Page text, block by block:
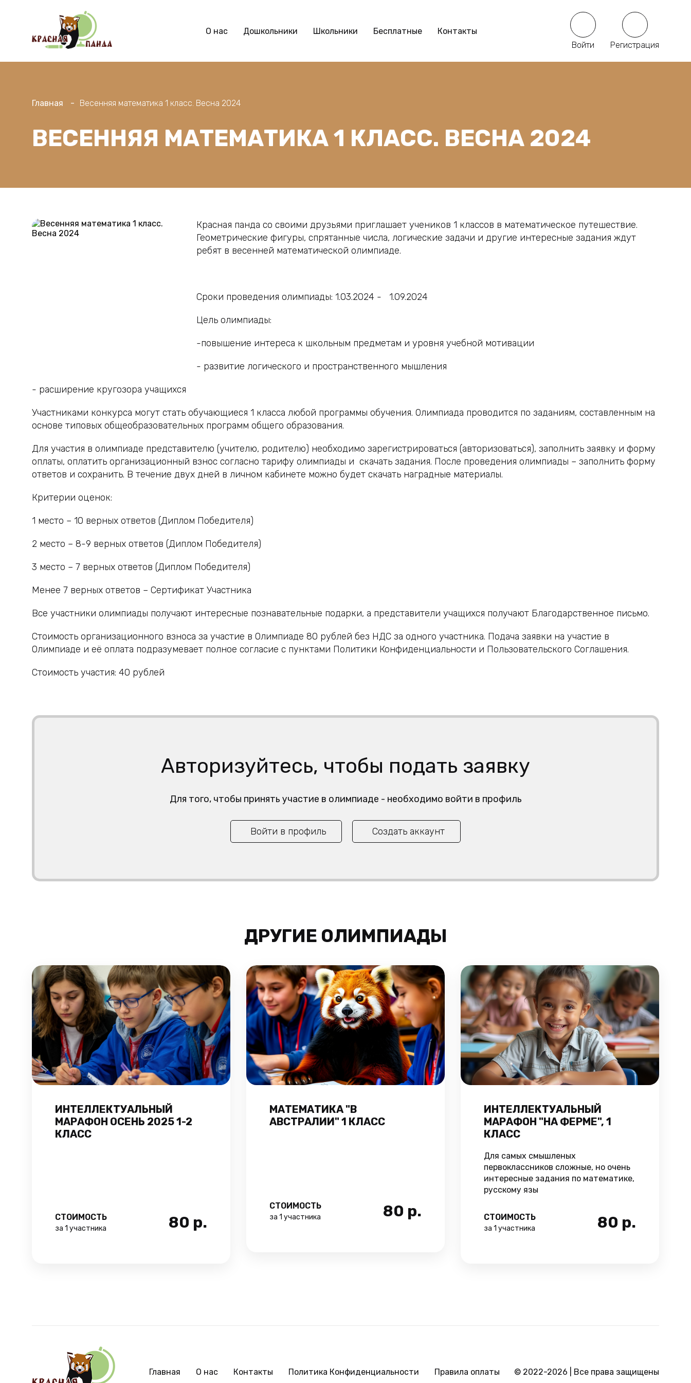
О нас Дошкольники Школьники Бесплатные
Контакты
Войти
Регистрация
Главная Весенняя математика 1 класс. Весна 2024
ВЕСЕННЯЯ МАТЕМАТИКА 1 КЛАСС. ВЕСНА 2024
Красная панда со своими друзьями приглашает учеников 1 классов в математическое путешествие.
Геометрические фигуры, спрятанные числа, логические задачи и другие интересные задания ждут
ребят в весенней математической олимпиаде.
Сроки проведения олимпиады: 1.03.2024 - 1.09.2024
Цель олимпиады:
-повышение интереса к школьным предметам и уровня учебной мотивации
- развитие логического и пространственного мышления
- расширение кругозора учащихся
Участниками конкурса могут стать обучающиеся 1 класса любой программы обучения. Олимпиада проводится по заданиям, составленным на
основе типовых общеобразовательных программ общего образования.
Для участия в олимпиаде представителю (учителю, родителю) необходимо зарегистрироваться (авторизоваться), заполнить заявку и форму
оплаты, оплатить организационный взнос согласно тарифу олимпиады и скачать задания. После проведения олимпиады – заполнить форму
ответов и сохранить. В течение двух дней в личном кабинете можно будет скачать наградные материалы.
Критерии оценок:
1 место – 10 верных ответов (Диплом Победителя)
2 место – 8-9 верных ответов (Диплом Победителя)
3 место – 7 верных ответов (Диплом Победителя)
Менее 7 верных ответов – Сертификат Участника
Все участники олимпиады получают интересные познавательные подарки, а представители учащихся получают Благодарственное письмо.
Стоимость организационного взноса за участие в Олимпиаде 80 рублей без НДС за одного участника. Подача заявки на участие в
Олимпиаде и её оплата подразумевает полное согласие с пунктами Политики Конфиденциальности и Пользовательского Соглашения.
Стоимость участия: 40 рублей
Авторизуйтесь, чтобы подать заявку
Для того, чтобы принять участие в олимпиаде - необходимо войти в профиль
Войти в профиль Создать аккаунт
ДРУГИЕ ОЛИМПИАДЫ
ИНТЕЛЛЕКТУАЛЬНЫЙ
МАРАФОН ОСЕНЬ 2025 1-2
КЛАСС
СТОИМОСТЬ
за 1 участника 80 р.
МАТЕМАТИКА "В
АВСТРАЛИИ" 1 КЛАСС
СТОИМОСТЬ
за 1 участника 80 р.
ИНТЕЛЛЕКТУАЛЬНЫЙ
МАРАФОН "НА ФЕРМЕ", 1
КЛАСС
Для самых смышленых
первоклассников сложные, но очень
интересные задания по математике,
русскому язы
СТОИМОСТЬ
за 1 участника 80 р.
Главная О нас Контакты Политика Конфиденциальности Правила оплаты © 2022-2026 | Все права защищены